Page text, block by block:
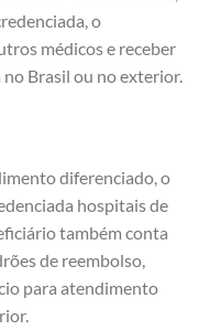
o
médicos e receber
Brasil ou no exterior.
diferenciado, o
hospitais de
também conta
de reembolso,
para atendimento